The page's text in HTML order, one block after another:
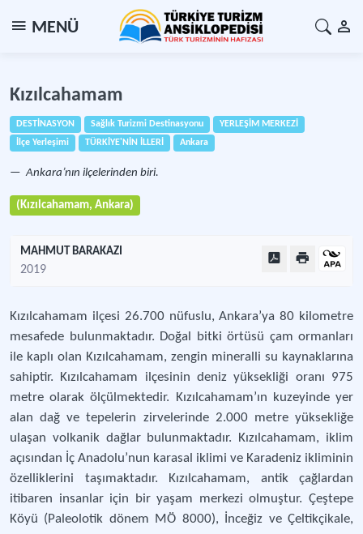
MENÜ
Kızılcahamam
DESTİNASYON Sağlık Turizmi Destinasyonu
YERLEŞİM MERKEZİ
İlçe Yerleşimi
TÜRKİYE'NİN İLLERİ Ankara
Ankara’nın ilçelerinden biri.
(Kızılcahamam, Ankara)
MAHMUT BARAKAZI
2019
Kızılcahamam ilçesi 26.700 nüfuslu, Ankara’ya 80 kilometre
mesafede bulunmaktadır. Doğal bitki örtüsü çam ormanları
ile kaplı olan Kızılcahamam, zengin mineralli su kaynaklarına
sahiptir. Kızılcahamam ilçesinin deniz yüksekliği oranı 975
metre olarak ölçülmektedir. Kızılcahamam’ın kuzeyinde yer
alan dağ ve tepelerin zirvelerinde 2.000 metre yüksekliğe
ulaşan volkanik dağlar bulunmaktadır. Kızılcahamam, iklim
açısından İç Anadolu’nun karasal iklimi ve Karadeniz ikliminin
özelliklerini taşımaktadır. Kızılcahamam, antik çağlardan
itibaren insanlar için bir yaşam merkezi olmuştur. Çeştepe
Köyü (Paleolotik dönem MÖ 8000), İnceğiz ve Çeltikçikale,